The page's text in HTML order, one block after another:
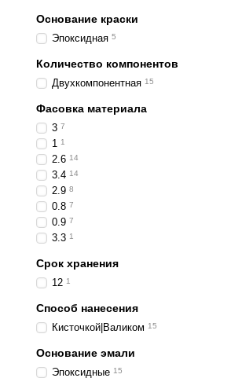
Основание краски
Эпоксидная 5
Количество компонентов
Двухкомпонентная 15
Фасовка материала
3 7
1 1
2.6 14
3.4 14
2.9 8
0.8 7
0.9 7
3.3 1
Срок хранения
12 1
Способ нанесения
Кисточкой|Валиком 15
Основание эмали
Эпоксидные 15